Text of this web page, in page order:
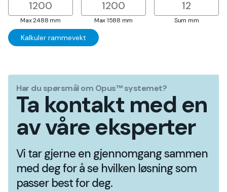
Max 2488 mm Max 1588 mm Sum mm
Har du spørsmål om Opus™ systemet?
Ta kontakt med en
av våre eksperter
Vi tar gjerne en gjennomgang sammen
med deg for å se hvilken løsning som
passer best for deg.